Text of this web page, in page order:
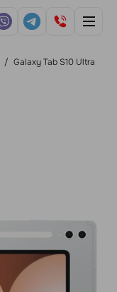
/ Galaxy Tab S10 Ultra